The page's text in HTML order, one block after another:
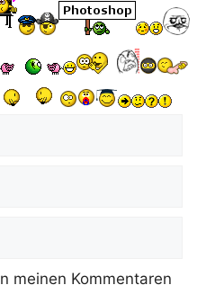
meinen Kommentaren